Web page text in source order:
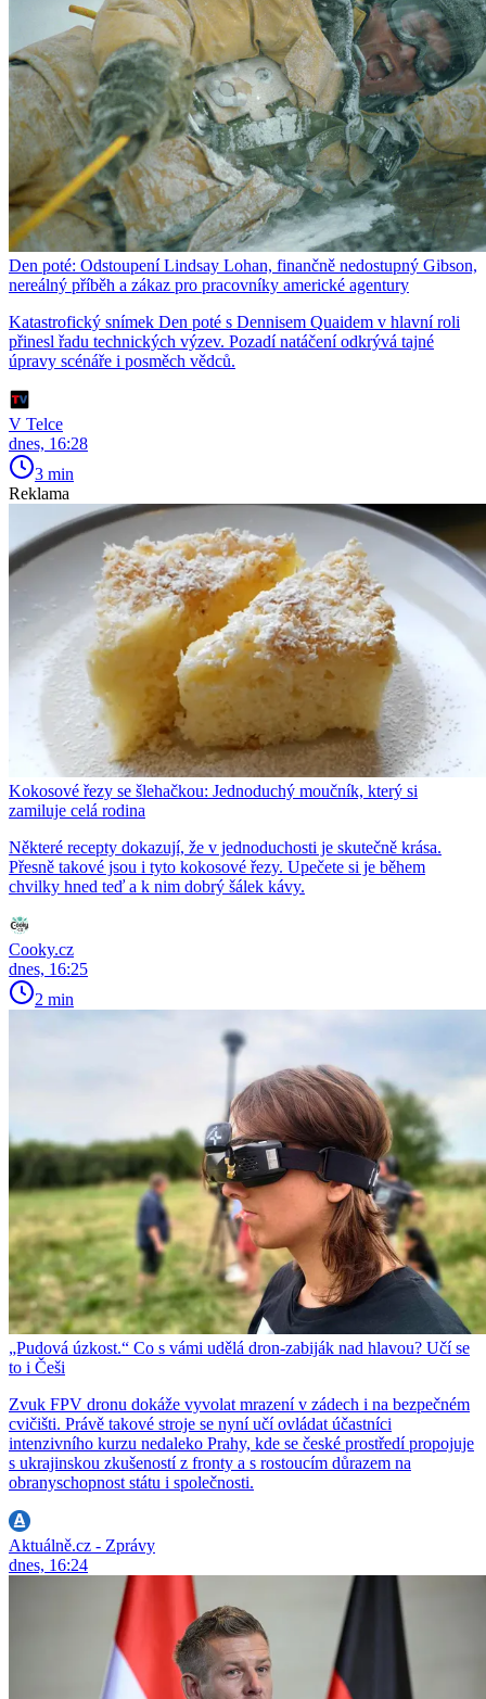
Den poté: Odstoupení Lindsay Lohan, finančně nedostupný Gibson,
nereálný příběh a zákaz pro pracovníky americké agentury
Katastrofický snímek Den poté s Dennisem Quaidem v hlavní roli
přinesl řadu technických výzev. Pozadí natáčení odkrývá tajné
úpravy scénáře i posměch vědců.
V Telce
dnes, 16:28
3 min
Reklama
Kokosové řezy se šlehačkou: Jednoduchý moučník, který si
zamiluje celá rodina
Některé recepty dokazují, že v jednoduchosti je skutečně krása.
Přesně takové jsou i tyto kokosové řezy. Upečete si je během
chvilky hned teď a k nim dobrý šálek kávy.
Cooky.cz
dnes, 16:25
2 min
„Pudová úzkost.“ Co s vámi udělá dron-zabiják nad hlavou? Učí se
to i Češi
Zvuk FPV dronu dokáže vyvolat mrazení v zádech i na bezpečném
cvičišti. Právě takové stroje se nyní učí ovládat účastníci
intenzivního kurzu nedaleko Prahy, kde se české prostředí propojuje
s ukrajinskou zkušeností z fronty a s rostoucím důrazem na
obranyschopnost státu i společnosti.
Aktuálně.cz - Zprávy
dnes, 16:24